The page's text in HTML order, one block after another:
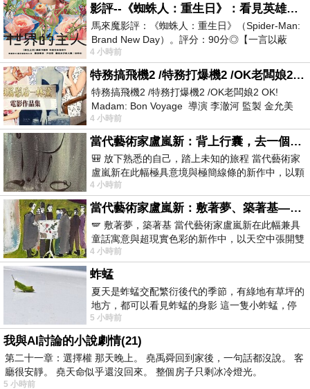
影評--《蜘蛛人：重生日》：看見英雄的孤獨與重生
馬來魔影評：《蜘蛛人：重生日》（Spider-Man:
Brand New Day）。評分：90分◎【一言以蔽
之】：一個失去一切的英雄，學會放下孤獨、
4 小時前
特務搞飛機2 /特務打爆機2 /OK老闆娘2 OK! Madam: Bon Voyage
特務搞飛機2 /特務打爆機2 /OK老闆娘2 OK!
Madam: Bon Voyage 導演 李澈河 監製 金允美
劇本 申鉉成 主演 嚴正化 朴誠雄
4 小時前
當代藝術家盧嵐新：背上行囊，去一個沒有人認識你的地方——看風景，也遇見渴望出發的自己
🎒 放下熟悉的自己，踏上未知的旅程 當代藝術家
盧嵐新在此幅極具意境與極簡線條的新作中，以顆
粒感豐富的灰綠粗糙背景，搭配凝練且具
4 小時前
當代藝術家盧嵐新：敷著夢、築著基——讓筆觸成為存在過的證據，將相遇的溫度熔鑄成新的模樣
🪽 敷著夢，築著基 當代藝術家盧嵐新在此幅兼具
童話寓意與超現實色彩的新作中，以天空中張開雙
翼的神聖形象與地面上聚集的人群對話，
4 小時前
蚱蜢
夏天是蚱蜢交配繁衍後代的季節，有綠地有草坪的
地方，都可以看見蚱蜢的身影 這一隻小蚱蜢，停
在車頂上，怎麼樣小心驅趕，都無動
5 小時前
我與AI討論的小說劇情(21)
第二十一章：選擇權 那天晚上。 堯禹舜回到家後，一句話都沒說。 客
廳很安靜。 堯天命似乎還沒回來。 整個房子只剩冰冷燈光。
5 小時前